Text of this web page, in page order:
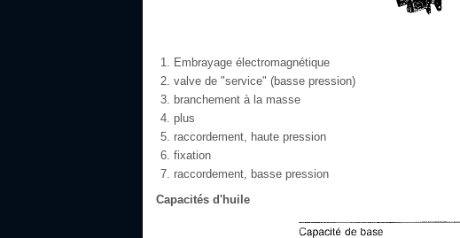
Embrayage électromagnétique
valve de "service" (basse pression)
branchement à la masse
plus
raccordement, haute pression
fixation
raccordement, basse pression
Capacités d'huile